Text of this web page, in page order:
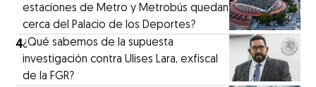
estaciones de Metro y Metrobús quedan
cerca del Palacio de los Deportes?
4¿Qué sabemos de la supuesta
investigación contra Ulises Lara, exfiscal
de la FGR?